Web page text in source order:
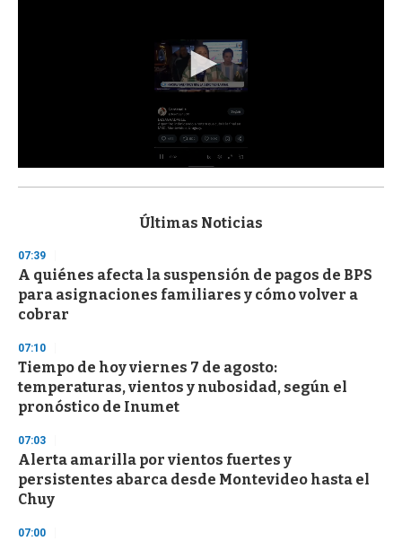
s
d
s
o
f
3
s
e
c
o
n
d
Últimas Noticias
07:39
A quiénes afecta la suspensión de pagos de BPS
para asignaciones familiares y cómo volver a
cobrar
07:10
Tiempo de hoy viernes 7 de agosto:
temperaturas, vientos y nubosidad, según el
pronóstico de Inumet
07:03
Alerta amarilla por vientos fuertes y
persistentes abarca desde Montevideo hasta el
Chuy
07:00